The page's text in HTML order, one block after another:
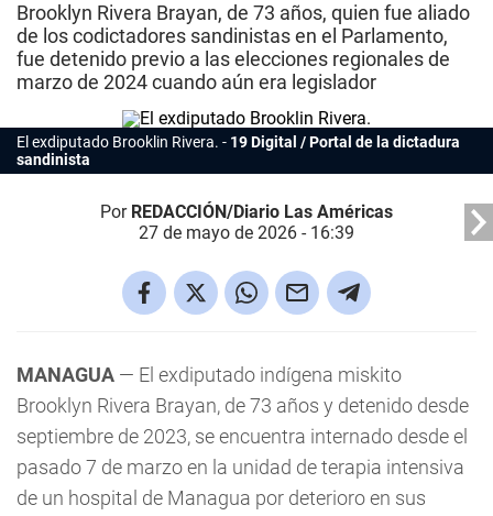
Brooklyn Rivera Brayan, de 73 años, quien fue aliado
de los codictadores sandinistas en el Parlamento,
fue detenido previo a las elecciones regionales de
marzo de 2024 cuando aún era legislador
El exdiputado Brooklin Rivera.
19 Digital / Portal de la dictadura
sandinista
Por REDACCIÓN/Diario Las Américas
27 de mayo de 2026 - 16:39
MANAGUA — El exdiputado indígena miskito
Brooklyn Rivera Brayan, de 73 años y detenido desde
septiembre de 2023, se encuentra internado desde el
pasado 7 de marzo en la unidad de terapia intensiva
de un hospital de Managua por deterioro en sus